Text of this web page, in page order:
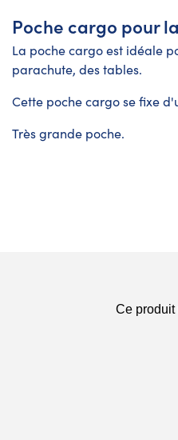
Poche cargo pour la
La poche cargo est idéale
parachute, des tables.
Cette poche cargo se fixe
Très grande poche.